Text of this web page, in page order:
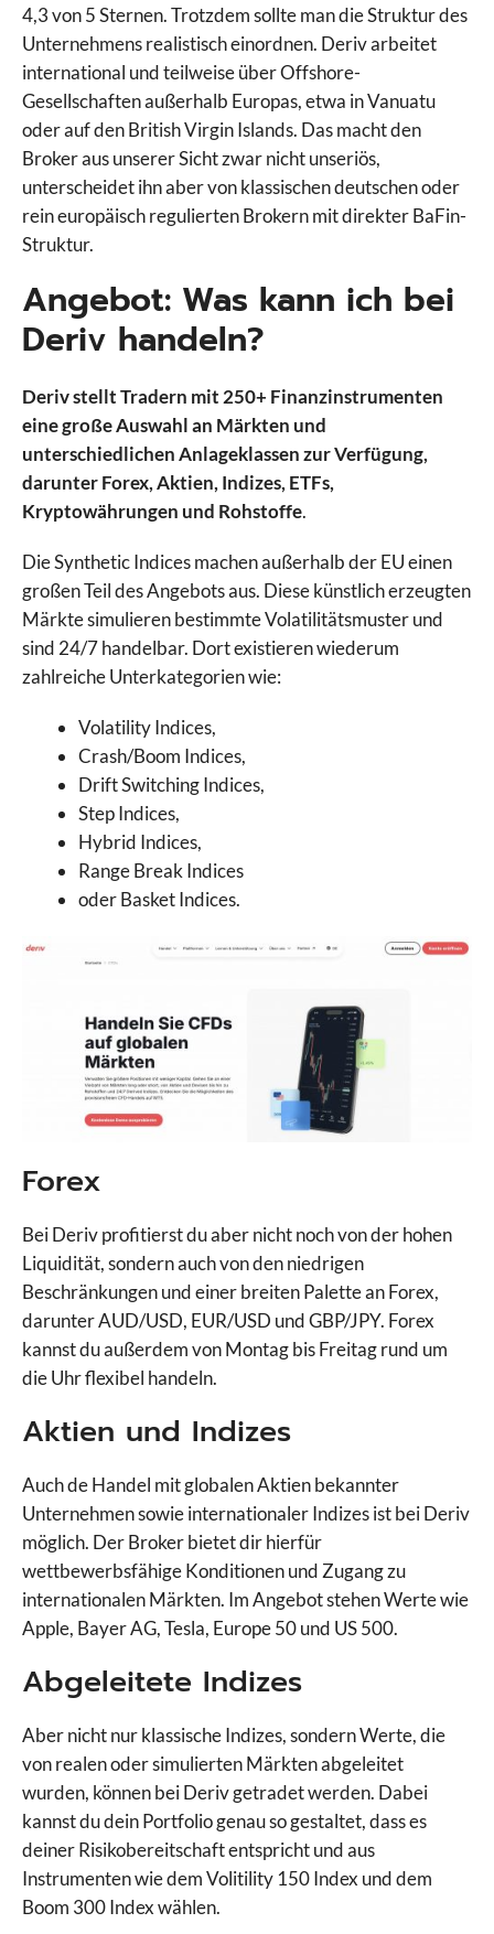
4,3 von 5 Sternen. Trotzdem sollte man die Struktur des
Unternehmens realistisch einordnen. Deriv arbeitet
international und teilweise über Offshore-
Gesellschaften außerhalb Europas, etwa in Vanuatu
oder auf den British Virgin Islands. Das macht den
Broker aus unserer Sicht zwar nicht unseriös,
unterscheidet ihn aber von klassischen deutschen oder
rein europäisch regulierten Brokern mit direkter BaFin-
Struktur.
Angebot: Was kann ich bei
Deriv handeln?
Deriv stellt Tradern mit 250+ Finanzinstrumenten
eine große Auswahl an Märkten und
unterschiedlichen Anlageklassen zur Verfügung,
darunter Forex, Aktien, Indizes, ETFs,
Kryptowährungen und Rohstoffe.
Die Synthetic Indices machen außerhalb der EU einen
großen Teil des Angebots aus. Diese künstlich erzeugten
Märkte simulieren bestimmte Volatilitätsmuster und
sind 24/7 handelbar. Dort existieren wiederum
zahlreiche Unterkategorien wie:
Volatility Indices,
Crash/Boom Indices,
Drift Switching Indices,
Step Indices,
Hybrid Indices,
Range Break Indices
oder Basket Indices.
Forex
Bei Deriv profitierst du aber nicht noch von der hohen
Liquidität, sondern auch von den niedrigen
Beschränkungen und einer breiten Palette an Forex,
darunter AUD/USD, EUR/USD und GBP/JPY. Forex
kannst du außerdem von Montag bis Freitag rund um
die Uhr flexibel handeln.
Aktien und Indizes
Auch de Handel mit globalen Aktien bekannter
Unternehmen sowie internationaler Indizes ist bei Deriv
möglich. Der Broker bietet dir hierfür
wettbewerbsfähige Konditionen und Zugang zu
internationalen Märkten. Im Angebot stehen Werte wie
Apple, Bayer AG, Tesla, Europe 50 und US 500.
Abgeleitete Indizes
Aber nicht nur klassische Indizes, sondern Werte, die
von realen oder simulierten Märkten abgeleitet
wurden, können bei Deriv getradet werden. Dabei
kannst du dein Portfolio genau so gestaltet, dass es
deiner Risikobereitschaft entspricht und aus
Instrumenten wie dem Volitility 150 Index und dem
Boom 300 Index wählen.